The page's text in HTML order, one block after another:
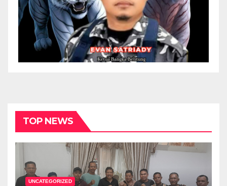
TOP NEWS
UNCATEGORIZED